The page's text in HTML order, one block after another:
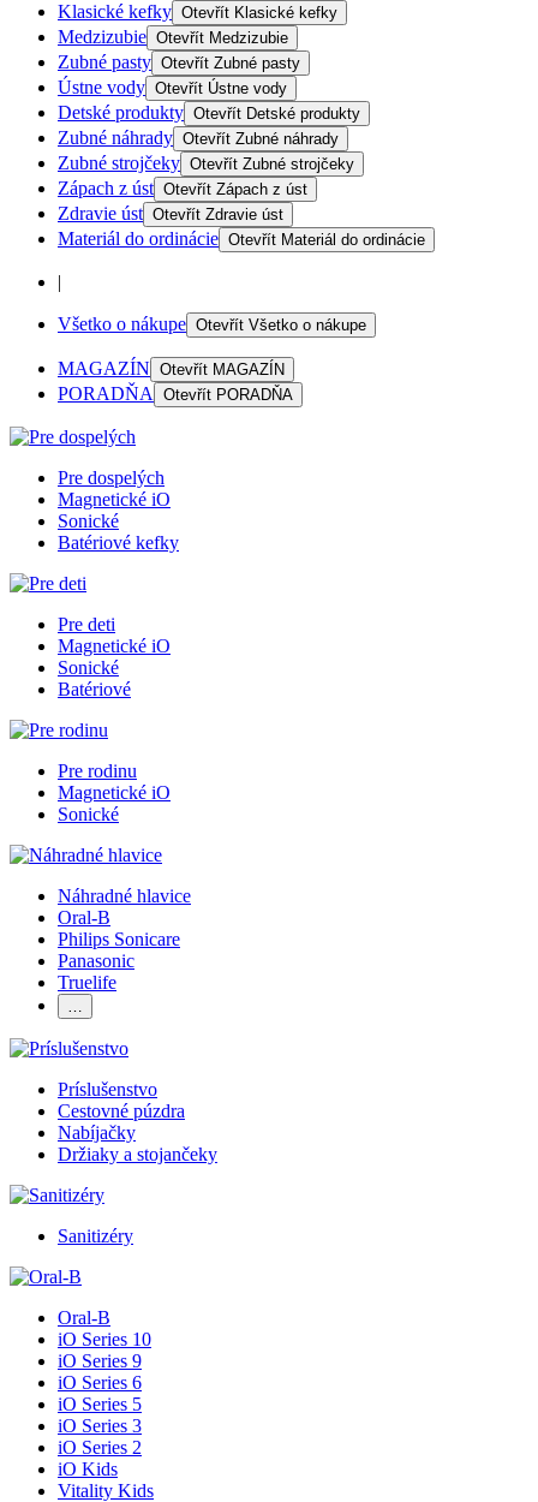
Klasické kefky Otevřít Klasické kefky
Medzizubie Otevřít Medzizubie
Zubné pasty Otevřít Zubné pasty
Ústne vody Otevřít Ústne vody
Detské produkty Otevřít Detské produkty
Zubné náhrady Otevřít Zubné náhrady
Zubné strojčeky Otevřít Zubné strojčeky
Zápach z úst Otevřít Zápach z úst
Zdravie úst Otevřít Zdravie úst
Materiál do ordinácie Otevřít Materiál do ordinácie
|
Všetko o nákupe Otevřít Všetko o nákupe
MAGAZÍN Otevřít MAGAZÍN
PORADŇA Otevřít PORADŇA
Pre dospelých
Magnetické iO
Sonické
Batériové kefky
Pre deti
Magnetické iO
Sonické
Batériové
Pre rodinu
Magnetické iO
Sonické
Náhradné hlavice
Oral-B
Philips Sonicare
Panasonic
Truelife
…
Príslušenstvo
Cestovné púzdra
Nabíjačky
Držiaky a stojančeky
Sanitizéry
Oral-B
iO Series 10
iO Series 9
iO Series 6
iO Series 5
iO Series 3
iO Series 2
iO Kids
Vitality Kids